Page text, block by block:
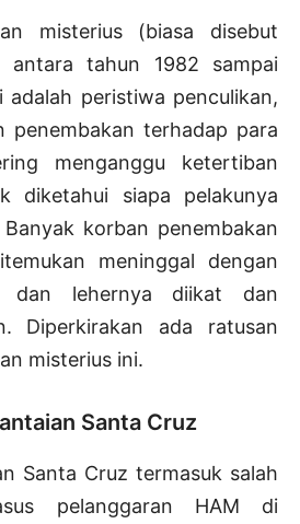
misterius (biasa disebut
antara tahun 1982 sampai
adalah peristiwa penculikan,
penembakan terhadap para
menganggu ketertiban
diketahui siapa pelakunya
korban penembakan
meninggal dengan
dan lehernya diikat dan
Diperkirakan ada ratusan
misterius ini.
Santa Cruz
Santa Cruz termasuk salah
pelanggaran HAM di